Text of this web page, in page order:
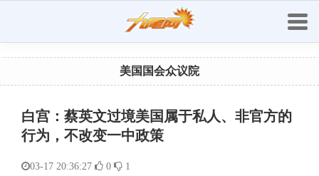
美国国会众议院
白宫：蔡英文过境美国属于私人、非官方的
行为，不改变一中政策
03-17 20:36:27 0 1